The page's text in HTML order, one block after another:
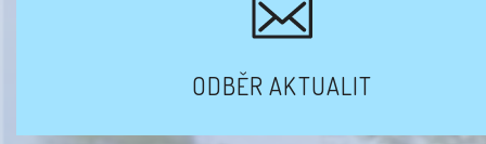
ODBĚR AKTUALIT